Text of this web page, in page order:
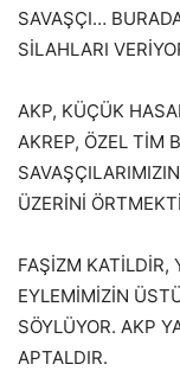
SAVAŞÇI…
SİLAHLARI
AKP, KÜÇÜK
AKREP, ÖZEL TİM
ÜZERİNİ
FAŞİZM KATİLDİR,
EYLEMİMİZİN
SÖYLÜYOR. AKP
APTALDIR.